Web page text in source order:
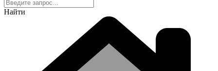
Найти